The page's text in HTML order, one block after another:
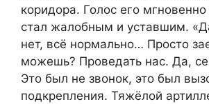
коридора. Голос его
стал жалобным и уставшим.
нет, всё нормально… Просто
можешь? Проведать нас. Да,
Это был не звонок, это был
подкрепления. Тяжёлой